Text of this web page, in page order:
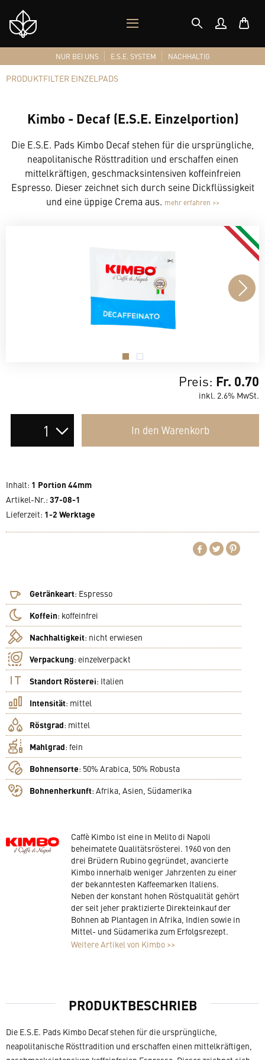
Shop
Logo
MOBILES
MENÜ
NUR BEI UNS E.S.E. SYSTEM NACHHALTIG
PRODUKTFILTER EINZELPADS
Kimbo - Decaf (E.S.E. Einzelportion)
Die E.S.E. Pads Kimbo Decaf stehen für die ursprüngliche,
neapolitanische Rösttradition und erschaffen einen
mittelkräftigen, geschmacksintensiven koffeinfreien
Espresso. Dieser zeichnet sich durch seine Dickflüssigkeit
und eine üppige Crema aus. mehr erfahren >>
. .
Preis: Fr. 0.70
inkl. 2.6% MwSt.
In den Warenkorb
Inhalt: 1 Portion 44mm
Artikel-Nr.: 37-08-1
Lieferzeit: 1-2 Werktage
Getränkeart: Espresso
Koffein: koffeinfrei
Nachhaltigkeit: nicht erwiesen
Verpackung: einzelverpackt
Standort Rösterei: Italien
Intensität: mittel
Röstgrad: mittel
Mahlgrad: fein
Bohnensorte: 50% Arabica, 50% Robusta
Bohnenherkunft: Afrika, Asien, Südamerika
Caffè Kimbo ist eine in Melito di Napoli
beheimatete Qualitätsrösterei. 1960 von den
drei Brüdern Rubino gegründet, avancierte
Kimbo innerhalb weniger Jahrzenten zu einer
der bekanntesten Kaffeemarken Italiens.
Neben der konstant hohen Röstqualität gehört
der seit jeher praktizierte Direkteinkauf der
Bohnen ab Plantagen in Afrika, Indien sowie in
Mittel- und Südamerika zum Erfolgsrezept.
Weitere Artikel von Kimbo >>
PRODUKTBESCHRIEB
Die E.S.E. Pads Kimbo Decaf stehen für die ursprüngliche,
neapolitanische Rösttradition und erschaffen einen mittelkräftigen,